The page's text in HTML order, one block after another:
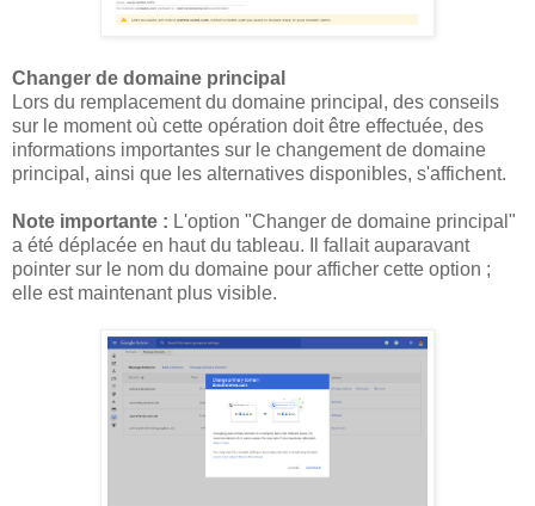
Changer de domaine principal
Lors du remplacement du domaine principal, des conseils
sur le moment où cette opération doit être effectuée, des
informations importantes sur le changement de domaine
principal, ainsi que les alternatives disponibles, s'affichent.
Note importante : L'option "Changer de domaine principal"
a été déplacée en haut du tableau. Il fallait auparavant
pointer sur le nom du domaine pour afficher cette option ;
elle est maintenant plus visible.